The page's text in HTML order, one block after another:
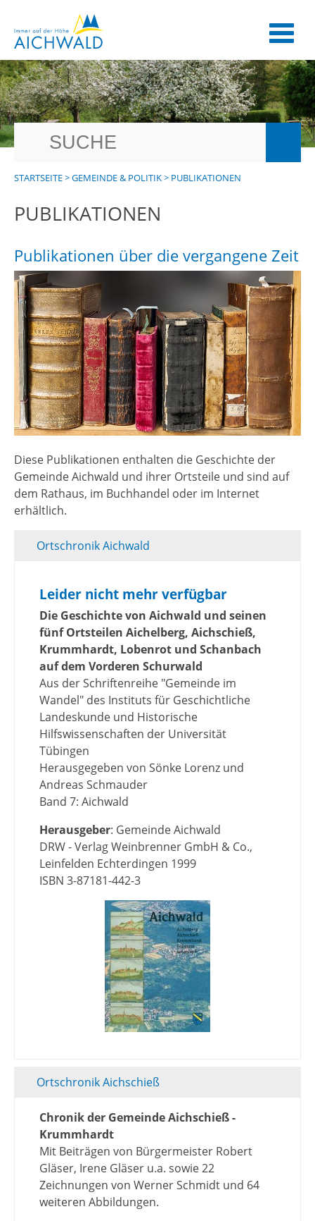
STARTSEITE>GEMEINDE & POLITIK> PUBLIKATIONEN
PUBLIKATIONEN
Publikationen über die vergangene Zeit
Diese Publikationen enthalten die Geschichte der
Gemeinde Aichwald und ihrer Ortsteile und sind auf
dem Rathaus, im Buchhandel oder im Internet
erhältlich.
Ortschronik Aichwald
Leider nicht mehr verfügbar
Die Geschichte von Aichwald und seinen
fünf Ortsteilen Aichelberg, Aichschieß,
Krummhardt, Lobenrot und Schanbach
auf dem Vorderen Schurwald
Aus der Schriftenreihe "Gemeinde im
Wandel" des Instituts für Geschichtliche
Landeskunde und Historische
Hilfswissenschaften der Universität
Tübingen
Herausgegeben von Sönke Lorenz und
Andreas Schmauder
Band 7: Aichwald
Herausgeber: Gemeinde Aichwald
DRW - Verlag Weinbrenner GmbH & Co.,
Leinfelden Echterdingen 1999
ISBN 3-87181-442-3
Ortschronik Aichschieß
Chronik der Gemeinde Aichschieß -
Krummhardt
Mit Beiträgen von Bürgermeister Robert
Gläser, Irene Gläser u.a. sowie 22
Zeichnungen von Werner Schmidt und 64
weiteren Abbildungen.